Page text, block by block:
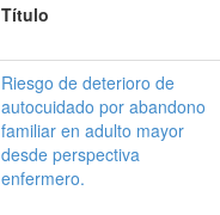
Título
Riesgo de deterioro de
autocuidado por abandono
familiar en adulto mayor
desde perspectiva
enfermero.